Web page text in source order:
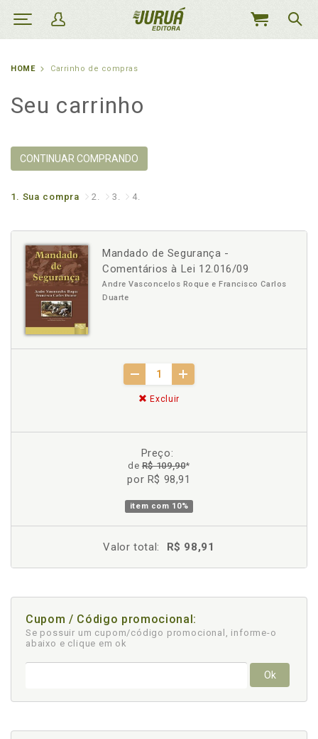
MEU
HOME Carrinho de compras
Seu carrinho
CONTINUAR COMPRANDO
1. Sua compra 2. 3. 4.
Mandado de Segurança -
Comentários à Lei 12.016/09
Andre Vasconcelos Roque e Francisco Carlos
Duarte
Excluir
Preço:
deR$ 109,90*
por R$ 98,91
item com 10%
Valor total: R$ 98,91
Cupom / Código promocional:
Se possuir um cupom/código promocional, informe-o
abaixo e clique em ok
Ok